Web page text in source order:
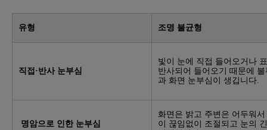
유형 조명 불균형
직접·반사 눈부심
빛이 눈에 직접 들어오거나
반사되어 들어오기 때문에 불
과 화면 눈부심이 생깁니다.
명암으로 인한 눈부심
화면은 밝고 주변은 어두워서
이 끊임없이 조절되고 눈의